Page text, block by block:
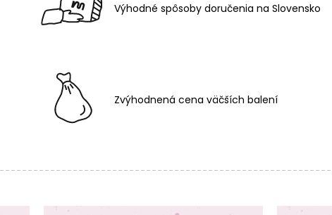
Sada heishi
farebných
Výhodné spôsoby doručenia na Slovensko
Zvýhodnená cena väčších balení